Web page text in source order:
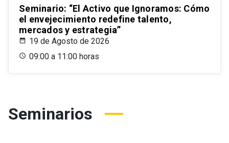
Seminario: “El Activo que Ignoramos: Cómo
el envejecimiento redefine talento,
mercados y estrategia”
19 de Agosto de 2026
09:00 a 11:00 horas
Seminarios